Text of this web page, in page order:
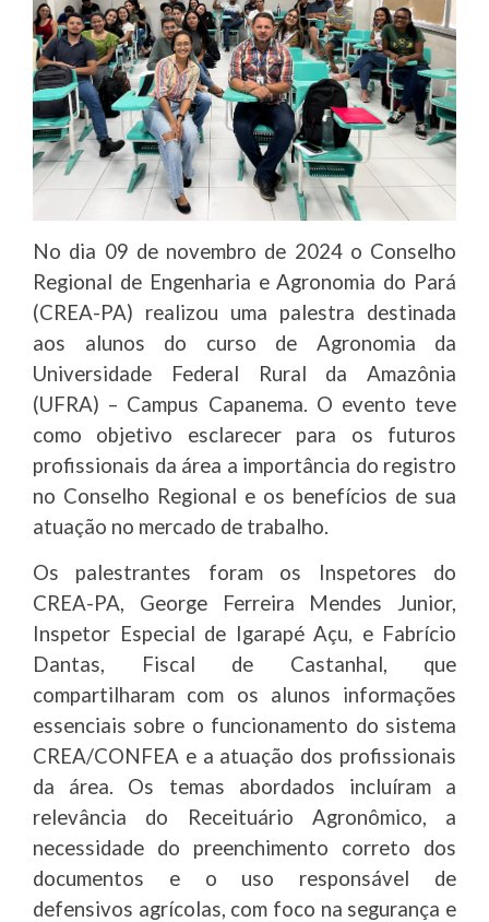
No dia 09 de novembro de 2024 o Conselho
Regional de Engenharia e Agronomia do Pará
(CREA-PA) realizou uma palestra destinada
aos alunos do curso de Agronomia da
Universidade Federal Rural da Amazônia
(UFRA) – Campus Capanema. O evento teve
como objetivo esclarecer para os futuros
profissionais da área a importância do registro
no Conselho Regional e os benefícios de sua
atuação no mercado de trabalho.
Os palestrantes foram os Inspetores do
CREA-PA, George Ferreira Mendes Junior,
Inspetor Especial de Igarapé Açu, e Fabrício
Dantas, Fiscal de Castanhal, que
compartilharam com os alunos informações
essenciais sobre o funcionamento do sistema
CREA/CONFEA e a atuação dos profissionais
da área. Os temas abordados incluíram a
relevância do Receituário Agronômico, a
necessidade do preenchimento correto dos
documentos e o uso responsável de
defensivos agrícolas, com foco na segurança e